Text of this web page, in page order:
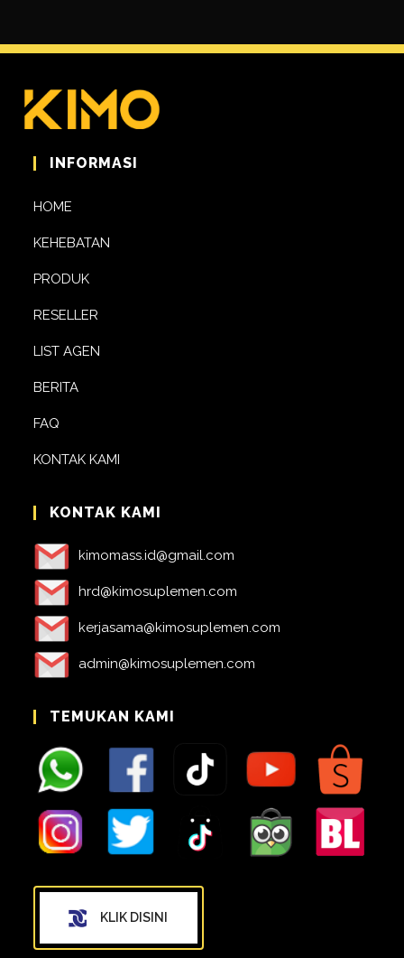
INFORMASI
HOME
KEHEBATAN
PRODUK
RESELLER
LIST AGEN
BERITA
FAQ
KONTAK KAMI
KONTAK KAMI
kimomass.id@gmail.com
hrd@kimosuplemen.com
kerjasama@kimosuplemen.com
admin@kimosuplemen.com
TEMUKAN KAMI
KLIK DISINI